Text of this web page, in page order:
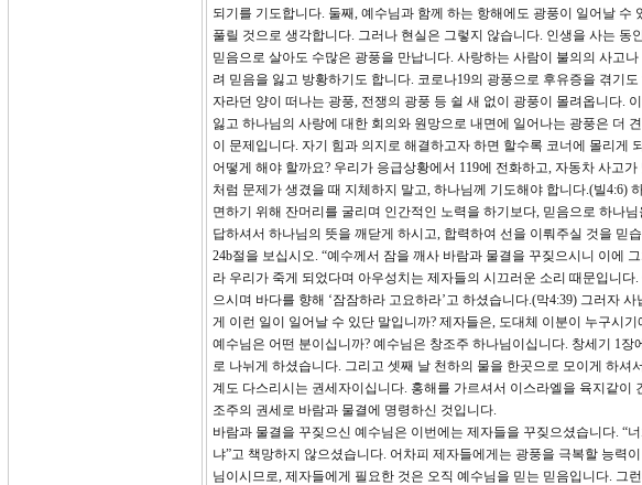
되기를 기도합니다. 둘째, 예수님과 함께 하는 항해에도 광풍이 일어날
풀릴 것으로 생각합니다. 그러나 현실은 그렇지 않습니다. 인생을 사는
믿음으로 살아도 수많은 광풍을 만납니다. 사랑하는 사람이 불의의 사고
려 믿음을 잃고 방황하기도 합니다. 코로나19의 광풍으로 후유증을 겪기
자라던 양이 떠나는 광풍, 전쟁의 광풍 등 쉴 새 없이 광풍이 몰려옵니다.
잃고 하나님의 사랑에 대한 회의와 원망으로 내면에 일어나는 광풍은 더
이 문제입니다. 자기 힘과 의지로 해결하고자 하면 할수록 코너에 몰리게
어떻게 해야 할까요? 우리가 응급상황에서 119에 전화하고, 자동차 사고
처럼 문제가 생겼을 때 지체하지 말고, 하나님께 기도해야 합니다.(빌4:6)
면하기 위해 잔머리를 굴리며 인간적인 노력을 하기보다, 믿음으로 하나
답하셔서 하나님의 뜻을 깨닫게 하시고, 합력하여 선을 이뤄주실 것을 믿
24b절을 보십시오. “예수께서 잠을 깨사 바람과 물결을 꾸짖으시니 이에
라 우리가 죽게 되었다며 아우성치는 제자들의 시끄러운 소리 때문입니
으시며 바다를 향해 ‘잠잠하라 고요하라’고 하셨습니다.(막4:39) 그러자
게 이런 일이 일어날 수 있단 말입니까? 제자들은, 도대체 이분이 누구시
예수님은 어떤 분이십니까? 예수님은 창조주 하나님이십니다. 창세기 1
로 나뉘게 하셨습니다. 그리고 셋째 날 천하의 물을 한곳으로 모이게 하셔
계도 다스리시는 권세자이십니다. 홍해를 가르셔서 이스라엘을 육지같
조주의 권세로 바람과 물결에 명령하신 것입니다.
바람과 물결을 꾸짖으신 예수님은 이번에는 제자들을 꾸짖으셨습니다. “
냐”고 책망하지 않으셨습니다. 어차피 제자들에게는 광풍을 극복할 능력
님이시므로, 제자들에게 필요한 것은 오직 예수님을 믿는 믿음입니다. 그